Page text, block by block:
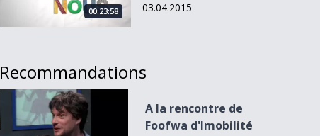
00:23:58 03.04.2015
Recommandations
A la rencontre de Foofwa d&#039;Imobilité
A la rencontre de
Foofwa d'Imobilité